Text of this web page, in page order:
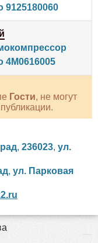
9125180060
4M0616005
Гости, не могут
, 236023, ул.
, ул. Парковая